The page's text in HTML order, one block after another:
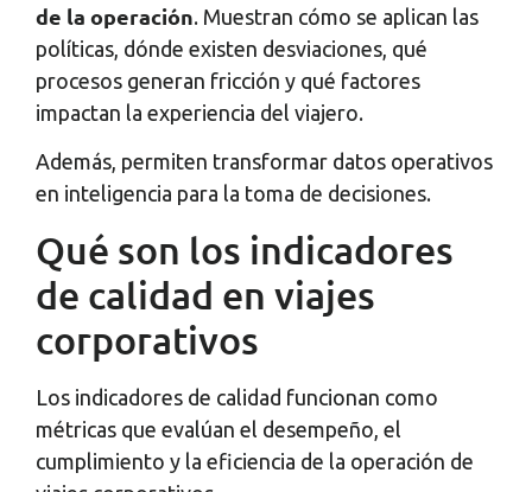
de la operación. Muestran cómo se aplican las
políticas, dónde existen desviaciones, qué
procesos generan fricción y qué factores
impactan la experiencia del viajero.
Además, permiten transformar datos operativos
en inteligencia para la toma de decisiones.
Qué son los indicadores
de calidad en viajes
corporativos
Los indicadores de calidad funcionan como
métricas que evalúan el desempeño, el
cumplimiento y la eficiencia de la operación de